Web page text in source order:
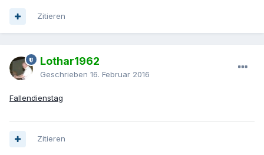
Zitieren
Lothar1962
Geschrieben 16. Februar 2016
Fallendienstag
Zitieren